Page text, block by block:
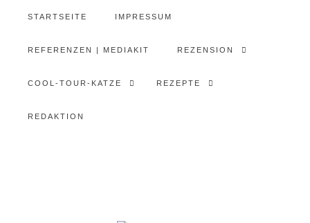
STARTSEITE IMPRESSUM
REFERENZEN | MEDIAKIT REZENSION
COOL-TOUR-KATZE REZEPTE
REDAKTION